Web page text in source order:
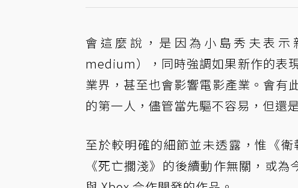
會這麼說，是因為小島秀夫表
medium），同時強調如果新作的表
業界，甚至也會影響電影產業。會有
的第一人，儘管當先驅不容易，但還
至於較明確的細節並未透露，惟《
《死亡擱淺》的後續動作無關，或